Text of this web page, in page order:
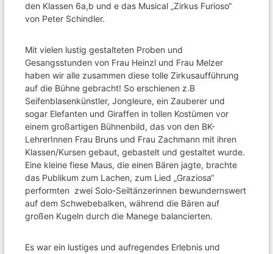
den Klassen 6a,b und e das Musical „Zirkus Furioso“
von Peter Schindler.
Mit vielen lustig gestalteten Proben und
Gesangsstunden von Frau Heinzl und Frau Melzer
haben wir alle zusammen diese tolle Zirkusaufführung
auf die Bühne gebracht! So erschienen z.B
Seifenblasenkünstler, Jongleure, ein Zauberer und
sogar Elefanten und Giraffen in tollen Kostümen vor
einem großartigen Bühnenbild, das von den BK-
LehrerInnen Frau Bruns und Frau Zachmann mit ihren
Klassen/Kursen gebaut, gebastelt und gestaltet wurde.
Eine kleine fiese Maus, die einen Bären jagte, brachte
das Publikum zum Lachen, zum Lied „Graziosa“
performten zwei Solo-Seiltänzerinnen bewundernswert
auf dem Schwebebalken, während die Bären auf
großen Kugeln durch die Manege balancierten.
Es war ein lustiges und aufregendes Erlebnis und